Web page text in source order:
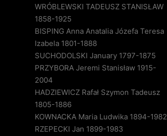
WRÓBLEWSKI TADEUSZ STANISŁAW
1858-1925
BISPING Anna Anatalia Józefa Teresa
Izabela 1801-1888
SUCHODOLSKI January 1797-1875
PRZYBORA Jeremi Stanisław 1915-
2004
HADZIEWICZ Rafał Szymon Tadeusz
1805-1886
KOWNACKA Maria Ludwika 1894-1982
RZEPECKI Jan 1899-1983